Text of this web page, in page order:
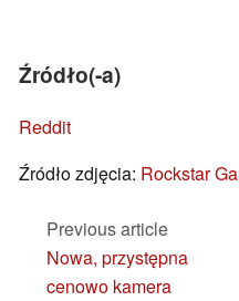
Źródło(-a)
Reddit
Źródło zdjęcia: Rockstar
Previous article
Nowa, przystępna
cenowo kamera